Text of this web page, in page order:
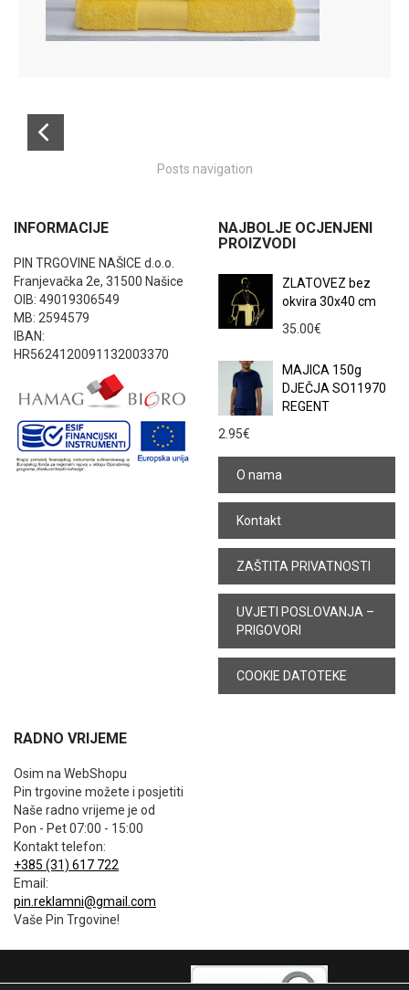
Posts navigation
INFORMACIJE
PIN TRGOVINE NAŠICE d.o.o.
Franjevačka 2e, 31500 Našice
OIB: 49019306549
MB: 2594579
IBAN:
HR5624120091132003370
NAJBOLJE OCJENJENI
PROIZVODI
ZLATOVEZ bez
okvira 30x40 cm
35.00€
MAJICA 150g
DJEČJA SO11970
REGENT
2.95€
O nama
Kontakt
ZAŠTITA PRIVATNOSTI
UVJETI POSLOVANJA –
PRIGOVORI
COOKIE DATOTEKE
RADNO VRIJEME
Osim na WebShopu
Pin trgovine možete i posjetiti
Naše radno vrijeme je od
Pon - Pet 07:00 - 15:00
Kontakt telefon:
+385 (31) 617 722
Email:
pin.reklamni@gmail.com
Vaše Pin Trgovine!